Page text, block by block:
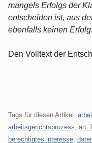
mangels Erfolgs der
entscheiden ist, aus
ebenfalls keinen Erfolg.
Den Volltext der
Tags für diesen Artikel:
arbeitsgerichtsprozess art.
berechtigtes interesse